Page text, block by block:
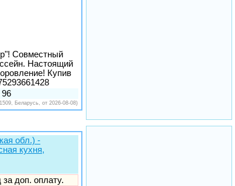
Совместный
Настоящий
Купив
96
Беларусь, от 2026-08-08)
обл.) -
кухня,
доп. оплату.